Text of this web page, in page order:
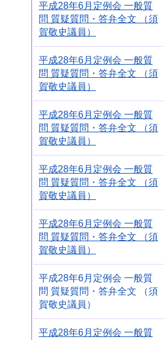
平成28年6月定例会 一般質
問 質疑質問・答弁全文 （須
賀敬史議員）
平成28年6月定例会 一般質
問 質疑質問・答弁全文 （須
賀敬史議員）
平成28年6月定例会 一般質
問 質疑質問・答弁全文 （須
賀敬史議員）
平成28年6月定例会 一般質
問 質疑質問・答弁全文 （須
賀敬史議員）
平成28年6月定例会 一般質
問 質疑質問・答弁全文 （須
賀敬史議員）
平成28年6月定例会 一般質
問 質疑質問・答弁全文 （須
賀敬史議員）
平成28年6月定例会 一般質